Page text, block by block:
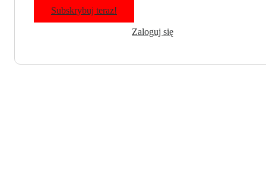
Subskrybuj teraz!
Zaloguj się